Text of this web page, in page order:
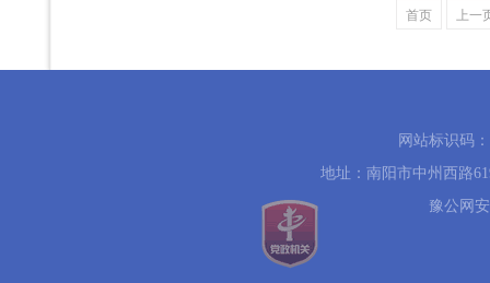
首页 上一
网站标识码
地址：南阳市中州西路
豫公网安